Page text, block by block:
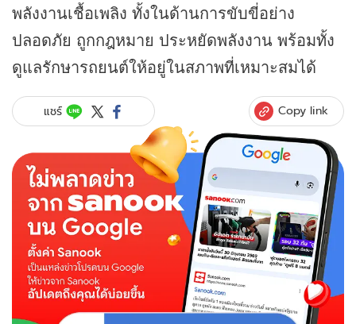
พลังงานเชื้อเพลิง ทั้งในด้านการขับขี่อย่าง
ปลอดภัย ถูกกฎหมาย ประหยัดพลังงาน พร้อมทั้ง
ดูแลรักษารถยนต์ให้อยู่ในสภาพที่เหมาะสมได้
แชร์ Copy link